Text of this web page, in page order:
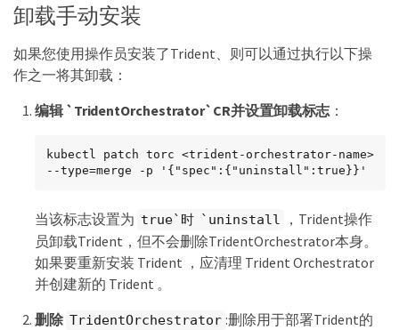
卸载手动安装
如果您使用操作员安装了Trident、则可以通过执行以下操
作之一将其卸载：
编辑 `TridentOrchestrator`CR并设置卸载标志 ：
kubectl patch torc <trident-orchestrator-name>
--type=merge -p '{"spec":{"uninstall":true}}'
当该标志设置为 true`时 `uninstall
，Trident操作
员卸载Trident，但不会删除TridentOrchestrator本身。
如果要重新安装 Trident ，应清理 Trident Orchestrator
并创建新的 Trident 。
删除 TridentOrchestrator :删除用于部署Trident的